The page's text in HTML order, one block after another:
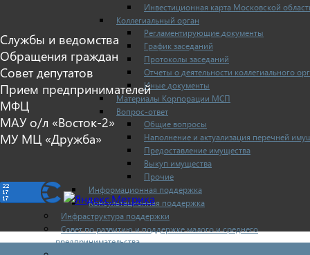
Инвестиционная карта Московской
Коллегиальный орган
Регламентирующие документы
График заседаний
Протоколы заседаний
Отчеты о деятельности коллегиального
Иные документы
Материалы Корпорации МСП
Вопрос-ответ
Общие вопросы
Наполнение и актуализация перечней
Предоставление имущества
Выкуп имущества
Прочие
Информационная поддержка
Консультационная поддержка
Инфраструктура поддержки
Совет по развитию и поддержке малого и среднего
предпринимательства
Службы и ведомства
Обращения граждан
Совет депутатов
Прием предпринимателей
МФЦ
МАУ о/л «Восток-2»
МУ МЦ «Дружба»